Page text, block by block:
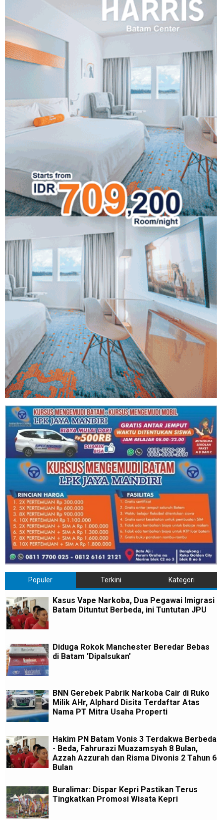
Populer Terkini Kategori
Kasus Vape Narkoba, Dua Pegawai Imigrasi
Batam Dituntut Berbeda, ini Tuntutan JPU
Diduga Rokok Manchester Beredar Bebas
di Batam 'Dipalsukan'
BNN Gerebek Pabrik Narkoba Cair di Ruko
Milik AHr, Alphard Disita Terdaftar Atas
Nama PT Mitra Usaha Properti
Hakim PN Batam Vonis 3 Terdakwa Berbeda
- Beda, Fahrurazi Muazamsyah 8 Bulan,
Azzah Azzurah dan Risma Divonis 2 Tahun 6
Bulan
Buralimar: Dispar Kepri Pastikan Terus
Tingkatkan Promosi Wisata Kepri